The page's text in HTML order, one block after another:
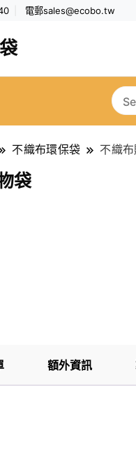
電郵sales@ecobo.tw
不織布環保袋 不織
袋
額外資訊